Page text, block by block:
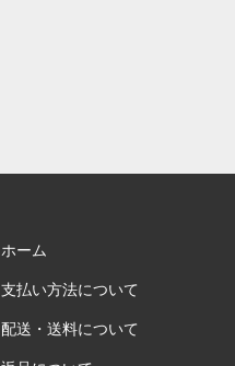
ホーム
支払い方法について
配送・送料について